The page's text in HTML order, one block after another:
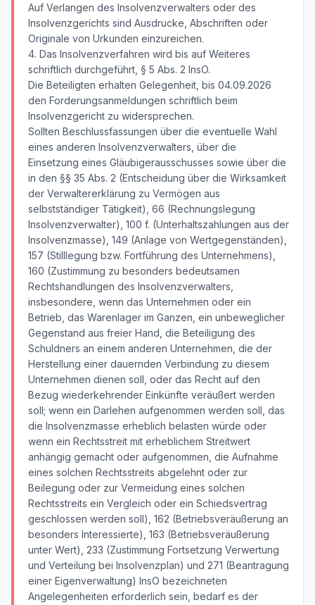
Auf Verlangen des Insolvenzverwalters oder des
Insolvenzgerichts sind Ausdrucke, Abschriften oder
Originale von Urkunden einzureichen.
4. Das Insolvenzverfahren wird bis auf Weiteres
schriftlich durchgeführt, § 5 Abs. 2 InsO.
Die Beteiligten erhalten Gelegenheit, bis 04.09.2026
den Forderungsanmeldungen schriftlich beim
Insolvenzgericht zu widersprechen.
Sollten Beschlussfassungen über die eventuelle Wahl
eines anderen Insolvenzverwalters, über die
Einsetzung eines Gläubigerausschusses sowie über die
in den §§ 35 Abs. 2 (Entscheidung über die Wirksamkeit
der Verwaltererklärung zu Vermögen aus
selbstständiger Tätigkeit), 66 (Rechnungslegung
Insolvenzverwalter), 100 f. (Unterhaltszahlungen aus der
Insolvenzmasse), 149 (Anlage von Wertgegenständen),
157 (Stilllegung bzw. Fortführung des Unternehmens),
160 (Zustimmung zu besonders bedeutsamen
Rechtshandlungen des Insolvenzverwalters,
insbesondere, wenn das Unternehmen oder ein
Betrieb, das Warenlager im Ganzen, ein unbeweglicher
Gegenstand aus freier Hand, die Beteiligung des
Schuldners an einem anderen Unternehmen, die der
Herstellung einer dauernden Verbindung zu diesem
Unternehmen dienen soll, oder das Recht auf den
Bezug wiederkehrender Einkünfte veräußert werden
soll; wenn ein Darlehen aufgenommen werden soll, das
die Insolvenzmasse erheblich belasten würde oder
wenn ein Rechtsstreit mit erheblichem Streitwert
anhängig gemacht oder aufgenommen, die Aufnahme
eines solchen Rechtsstreits abgelehnt oder zur
Beilegung oder zur Vermeidung eines solchen
Rechtsstreits ein Vergleich oder ein Schiedsvertrag
geschlossen werden soll), 162 (Betriebsveräußerung an
besonders Interessierte), 163 (Betriebsveräußerung
unter Wert), 233 (Zustimmung Fortsetzung Verwertung
und Verteilung bei Insolvenzplan) und 271 (Beantragung
einer Eigenverwaltung) InsO bezeichneten
Angelegenheiten erforderlich sein, bedarf es der